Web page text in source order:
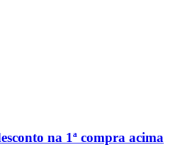
na 1ª compra acima